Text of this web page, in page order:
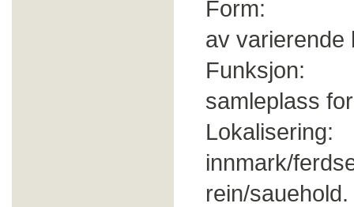
Form:
av varierende
Funksjon:
samleplass
Lokalisering:
innmark/
rein/